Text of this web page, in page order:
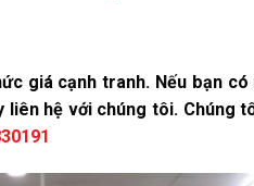
giá cạnh tranh. Nếu bạn có
hệ với chúng tôi. Chúng